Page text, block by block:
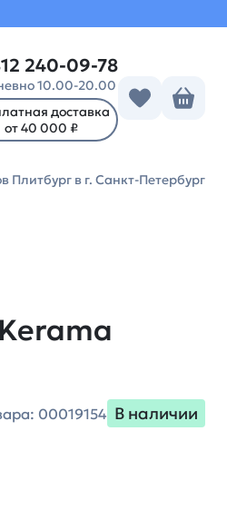
240-09-78
10.00-20.00
доставка
от 40 000 ₽
Плитбург в г. Санкт-Петербург
00019154 В наличии